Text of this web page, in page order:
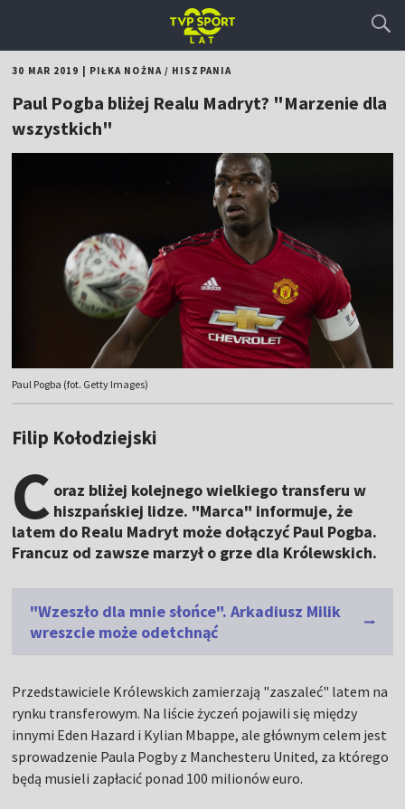
30 MAR 2019 PIŁKA NOŻNA/ HISZPANIA
Paul Pogba bliżej Realu Madryt? "Marzenie dla
wszystkich"
Paul Pogba (fot. Getty Images)
Filip Kołodziejski
C oraz bliżej kolejnego wielkiego transferu w
hiszpańskiej lidze. "Marca" informuje, że
latem do Realu Madryt może dołączyć Paul Pogba.
Francuz od zawsze marzył o grze dla Królewskich.
"Wzeszło dla mnie słońce". Arkadiusz Milik
wreszcie może odetchnąć
Przedstawiciele Królewskich zamierzają "zaszaleć" latem na
rynku transferowym. Na liście życzeń pojawili się między
innymi Eden Hazard i Kylian Mbappe, ale głównym celem jest
sprowadzenie Paula Pogby z Manchesteru United, za którego
będą musieli zapłacić ponad 100 milionów euro.